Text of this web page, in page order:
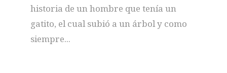
historia de un hombre que tenía un
gatito, el cual subió a un árbol y como
siempre...